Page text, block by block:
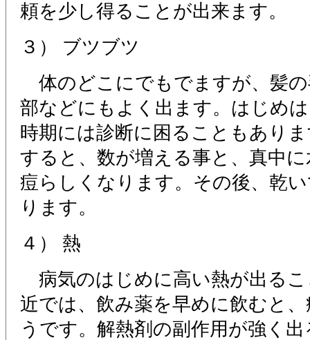
頼を少し得ることが出来ます。
３） ブツブツ
体のどこにでもでますが、髪
部などにもよく出ます。はじめ
時期には診断に困ることもあり
すると、数が増える事と、真中
痘らしくなります。その後、乾
ります。
４） 熱
病気のはじめに高い熱が出る
近では、飲み薬を早めに飲むと
うです。解熱剤の副作用が強く